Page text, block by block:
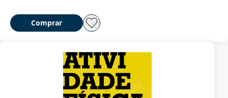
Comprar